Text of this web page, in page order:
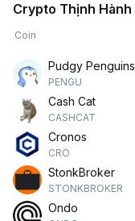
Crypto Thịnh Hành
Coin
Pudgy Penguins
PENGU
Cash Cat
CASHCAT
Cronos
CRO
StonkBroker
STONKBROKER
Ondo